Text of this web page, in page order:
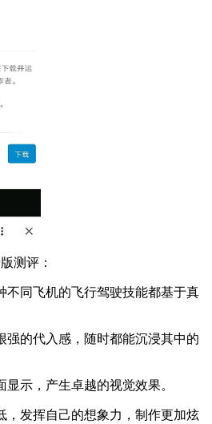
测评：
不同飞机的飞行驾驶技能都基于真
强的代入感，随时都能沉浸其中的
示，产生卓越的视觉效果。
，发挥自己的想象力，制作更加炫